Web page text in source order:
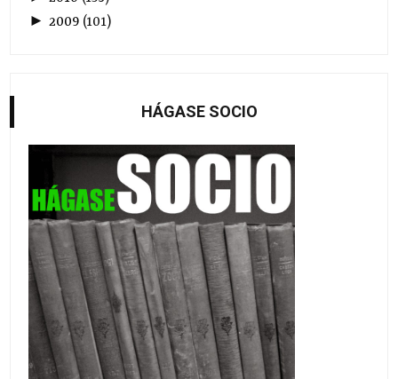
►2009 (101)
HÁGASE SOCIO